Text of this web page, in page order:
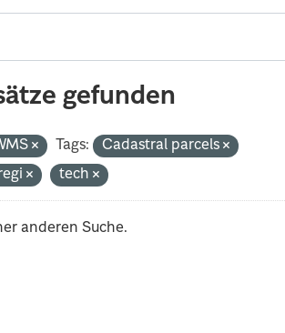
gefunden
Tags:
Cadastral parcels
tech
anderen Suche.